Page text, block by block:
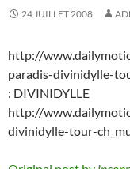
24 JUILLET 2008
http://
paradis-divinidylle-
: DIVINIDYLLE
http://
divinidylle-tour-